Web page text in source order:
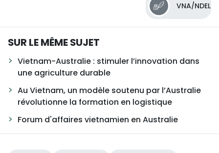
VNA/NDEL
SUR LE MÊME SUJET
Vietnam-Australie : stimuler l’innovation dans
une agriculture durable
Au Vietnam, un modèle soutenu par l’Australie
révolutionne la formation en logistique
Forum d'affaires vietnamien en Australie